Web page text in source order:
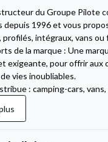
du Groupe Pilote
depuis 1996 et vous
profilés, intégraux, vans ou
de la marque : Une
exigeante, pour offrir aux
vies inoubliables.
: camping-cars,